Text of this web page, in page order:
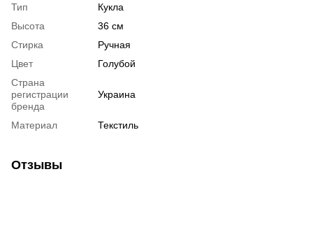
Тип
Кукла
Высота
36 см
Стирка
Ручная
Цвет
Голубой
Страна
регистрации
бренда
Украина
Материал Текстиль
Отзывы